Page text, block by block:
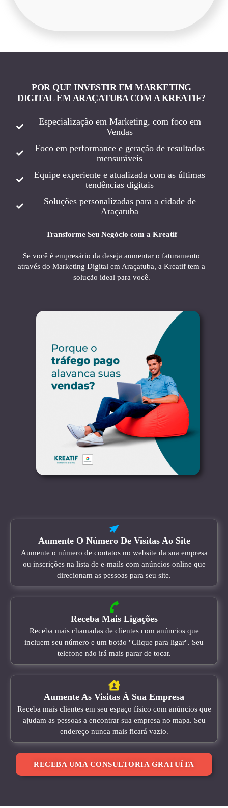
POR QUE INVESTIR EM MARKETING
DIGITAL EM ARAÇATUBA COM A KREATIF?
Especialização em Marketing, com foco em
Vendas
Foco em performance e geração de resultados
mensuráveis
Equipe experiente e atualizada com as últimas
tendências digitais
Soluções personalizadas para a cidade de
Araçatuba
Transforme Seu Negócio com a Kreatif
Se você é empresário da deseja aumentar o faturamento
através do Marketing Digital em Araçatuba, a Kreatif tem a
solução ideal para você.
Aumente O Número De Visitas Ao Site
Aumente o número de contatos no website da sua empresa
ou inscrições na lista de e-mails com anúncios online que
direcionam as pessoas para seu site.
Receba Mais Ligações
Receba mais chamadas de clientes com anúncios que
incluem seu número e um botão "Clique para ligar". Seu
telefone não irá mais parar de tocar.
Aumente As Visitas À Sua Empresa
Receba mais clientes em seu espaço físico com anúncios que
ajudam as pessoas a encontrar sua empresa no mapa. Seu
endereço nunca mais ficará vazio.
RECEBA UMA CONSULTORIA GRATUÍTA